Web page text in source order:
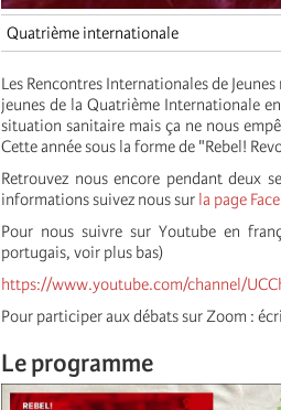
Quatrième internationale
Les Rencontres Internationales de
jeunes de la Quatrième Internationale
situation sanitaire mais ça ne nous
Cette année sous la forme de "Rebel!
Retrouvez nous encore pendant deux
informations suivez nous sur la page
Pour nous suivre sur Youtube en
portugais, voir plus bas)
https://www.youtube.com/channel/
Pour participer aux débats sur Zoom :
Le programme